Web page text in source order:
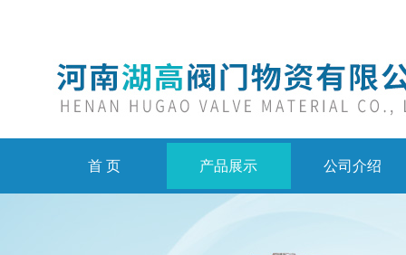
首 页 产品展示 公司介绍